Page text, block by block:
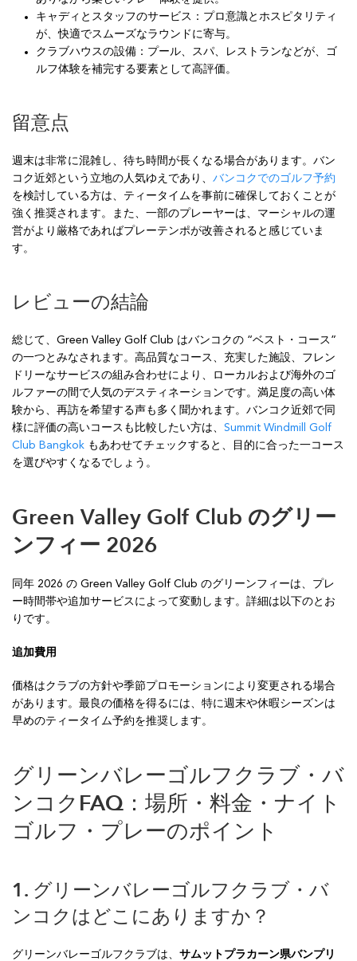
キャディとスタッフのサービス：プロ意識とホスピタリティ
が、快適でスムーズなラウンドに寄与。
クラブハウスの設備：プール、スパ、レストランなどが、ゴ
ルフ体験を補完する要素として高評価。
留意点
週末は非常に混雑し、待ち時間が長くなる場合があります。バン
コク近郊という立地の人気ゆえであり、 バンコクでのゴルフ予約
を検討している方は、ティータイムを事前に確保しておくことが
強く推奨されます。また、一部のプレーヤーは、マーシャルの運
営がより厳格であればプレーテンポが改善されると感じていま
す。
レビューの結論
総じて、Green Valley Golf Club はバンコクの “ベスト・コース”
の一つとみなされます。高品質なコース、充実した施設、フレン
ドリーなサービスの組み合わせにより、ローカルおよび海外のゴ
ルファーの間で人気のデスティネーションです。満足度の高い体
験から、再訪を希望する声も多く聞かれます。バンコク近郊で同
様に評価の高いコースも比較したい方は、 Summit Windmill Golf
Club Bangkok もあわせてチェックすると、目的に合った一コース
を選びやすくなるでしょう。
Green Valley Golf Club のグリー
ンフィー 2026
同年 2026 の Green Valley Golf Club のグリーンフィーは、プレ
ー時間帯や追加サービスによって変動します。詳細は以下のとお
りです。
追加費用
価格はクラブの方針や季節プロモーションにより変更される場合
があります。最良の価格を得るには、特に週末や休暇シーズンは
早めのティータイム予約を推奨します。
グリーンバレーゴルフクラブ・バ
ンコクFAQ：場所・料金・ナイト
ゴルフ・プレーのポイント
1. グリーンバレーゴルフクラブ・バ
ンコクはどこにありますか？
グリーンバレーゴルフクラブは、 サムットプラカーン県バンプリ